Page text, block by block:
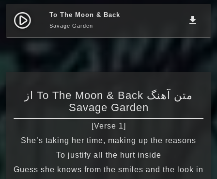
play_circle_filled To The Moon & Back
Savage Garden file_download
متن آهنگ To The Moon & Back از
Savage Garden
[Verse 1]
She’s taking her time, making up the reasons
To justify all the hurt inside
Guess she knows from the smiles and the look in